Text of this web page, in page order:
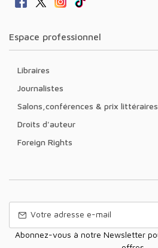
Espace professionnel
Libraires
Journalistes
Salons,conférences & prix littéraires
Droits d'auteur
Foreign Rights
Abonnez-vous à notre Newsletter pour recevoir nos nouvelles